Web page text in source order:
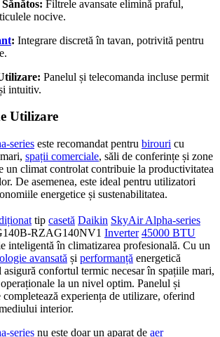
Sănătos: Filtrele avansate elimină praful,
nocive.
: Integrare discretă în tavan, potrivită pentru
Panelul și telecomanda incluse permit
intuitiv.
Utilizare
series este recomandat pentru birouri cu
spații comerciale, săli de conferințe și zone
un climat controlat contribuie la productivitatea
De asemenea, este ideal pentru utilizatori
energetice și sustenabilitatea.
tip casetă Daikin SkyAir Alpha-series
RZAG140NV1 Inverter 45000 BTU
inteligentă în climatizarea profesională. Cu un
avansată și performanță energetică
asigură confortul termic necesar în spațiile mari,
la un nivel optim. Panelul și
completează experiența de utilizare, oferind
interior.
series nu este doar un aparat de aer